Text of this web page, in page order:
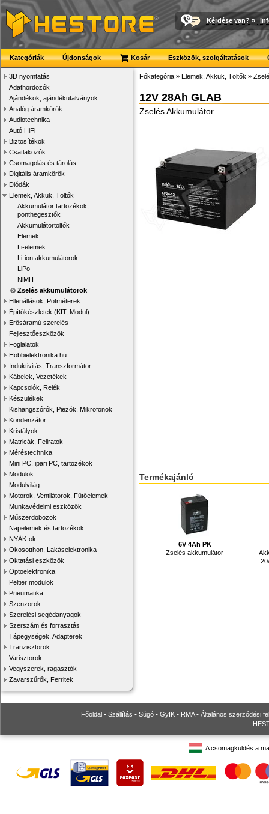
Kérdése van? »
Kategóriák Újdonságok Kosár Eszközök, szolgáltatások
3D nyomtatás
Adathordozók
Ajándékok, ajándékutalványok
Analóg áramkörök
Audiotechnika
Autó HiFi
Biztosítékok
Csatlakozók
Csomagolás és tárolás
Digitális áramkörök
Diódák
Elemek, Akkuk, Töltők
Akkumulátor tartozékok,
ponthegesztők
Akkumulátortöltők
Elemek
Li-elemek
Li-ion akkumulátorok
LiPo
NiMH
Zselés akkumulátorok
Ellenállások, Potméterek
Építőkészletek (KIT, Modul)
Erősáramú szerelés
Fejlesztőeszközök
Foglalatok
Hobbielektronika.hu
Induktivitás, Transzformátor
Kábelek, Vezetékek
Kapcsolók, Relék
Készülékek
Kishangszórók, Piezók, Mikrofonok
Kondenzátor
Kristályok
Matricák, Feliratok
Méréstechnika
Mini PC, ipari PC, tartozékok
Modulok
Modulvilág
Motorok, Ventilátorok, Fűtőelemek
Munkavédelmi eszközök
Műszerdobozok
Napelemek és tartozékok
NYÁK-ok
Okosotthon, Lakáselektronika
Oktatási eszközök
Optoelektronika
Peltier modulok
Pneumatika
Szenzorok
Szerelési segédanyagok
Szerszám és forrasztás
Tápegységek, Adapterek
Tranzisztorok
Varisztorok
Vegyszerek, ragasztók
Zavarszűrők, Ferritek
Főkategória » Elemek, Akkuk, Töltők »
12V 28Ah GLAB
Zselés Akkumulátor
Termékajánló
6V 4Ah PK
Zselés akkumulátor
Főoldal • Szállítás • Súgó • GyIK • RMA• Általános szerződési
A csomagküldés a